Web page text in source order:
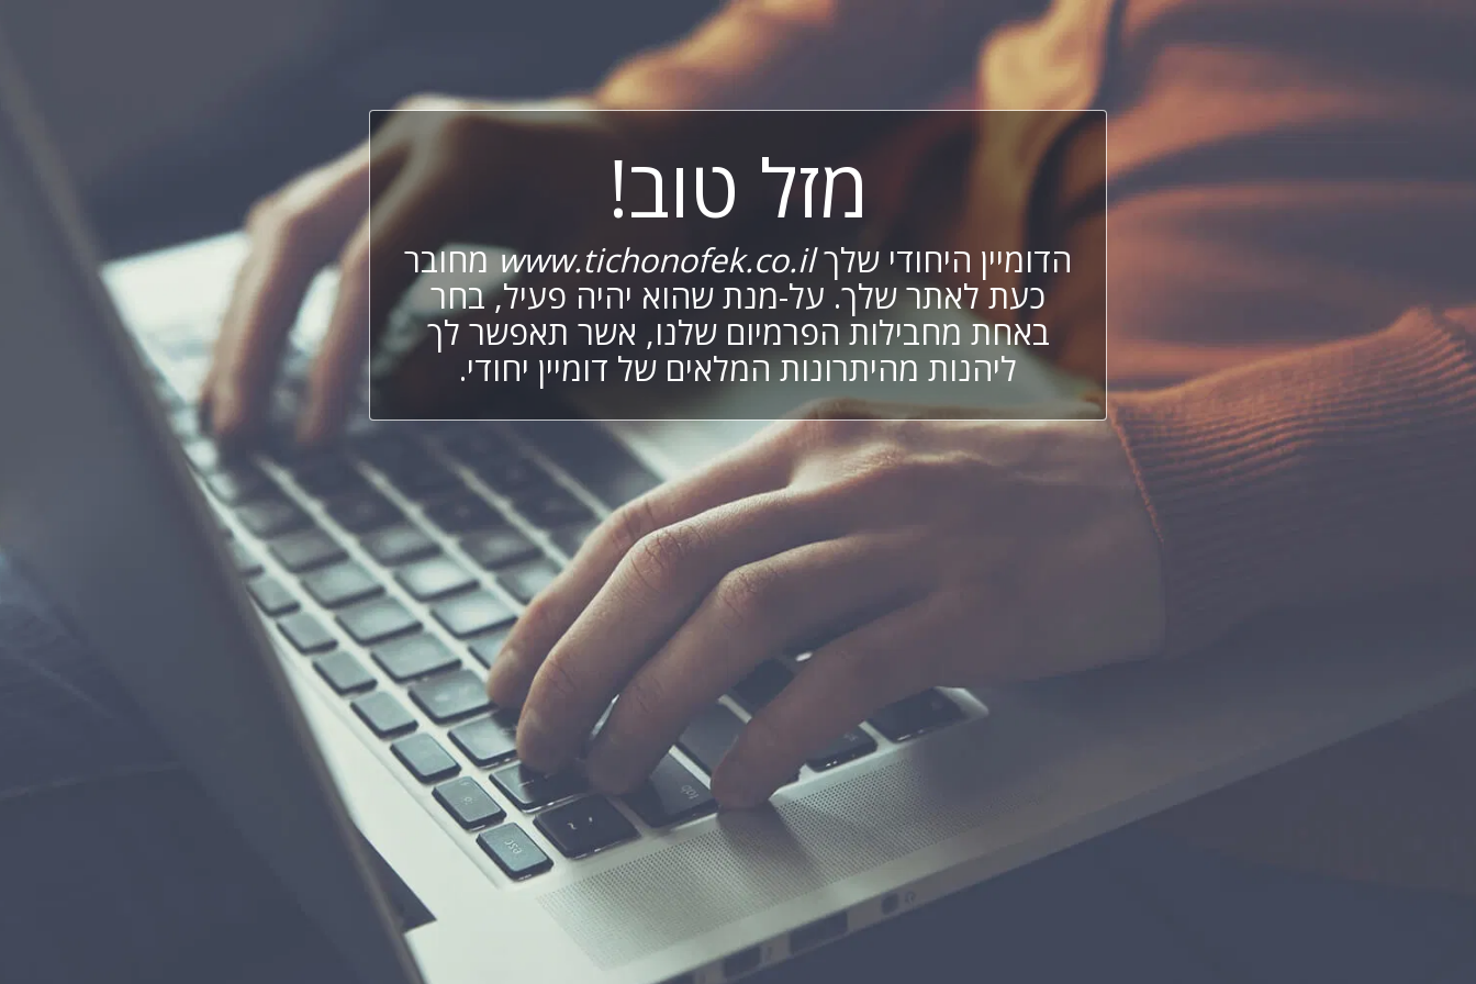
מזל טוב!
הדומיין היחודי שלךwww.tichonofek.co.ilמחובר
כעת לאתר שלך. על-מנת שהוא יהיה פעיל, בחר
באחת מחבילות הפרמיום שלנו, אשר תאפשר לך
ליהנות מהיתרונות המלאים של דומיין יחודי.